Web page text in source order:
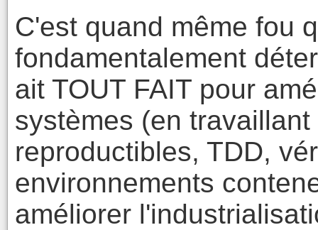
C'est quand même fou
fondamentalement
ait TOUT FAIT pour
systèmes (en
reproductibles, TDD,
environnements
améliorer